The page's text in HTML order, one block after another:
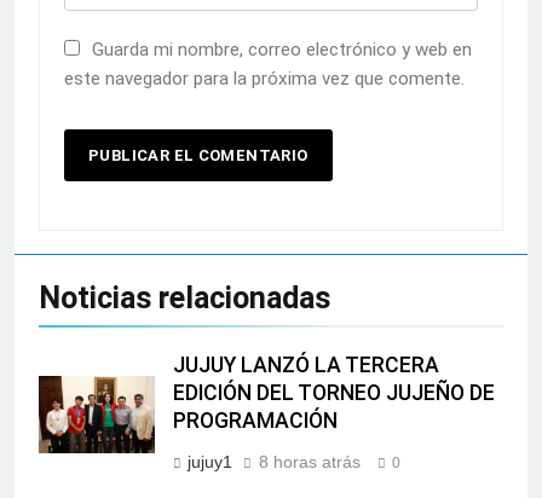
Guarda mi nombre, correo electrónico y web en
este navegador para la próxima vez que comente.
Noticias relacionadas
JUJUY LANZÓ LA TERCERA
EDICIÓN DEL TORNEO JUJEÑO DE
PROGRAMACIÓN
jujuy1 8 horas atrás 0